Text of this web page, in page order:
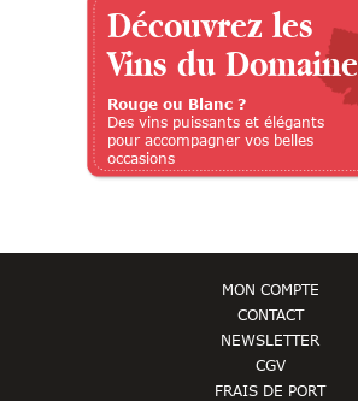
Découvrez les
Vins du Domaine
Rouge ou Blanc ?
Des vins puissants et élégants
pour accompagner vos belles
occasions
MON COMPTE
CONTACT
NEWSLETTER
CGV
FRAIS DE PORT